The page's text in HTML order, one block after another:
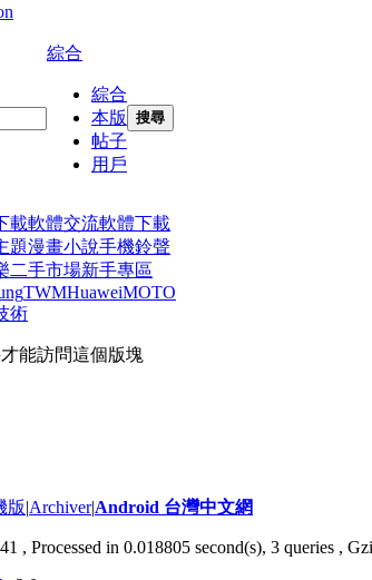
綜合
綜合
本版
帖子
用戶
搜尋
載軟體交流軟體下載
題漫畫小說手機鈴聲
二手市場新手專區
TWMHuaweiMOTO
術
能訪問這個版塊
版|Archiver|Android 台灣中文網
, Processed in 0.018805 second(s), 3 queries ,